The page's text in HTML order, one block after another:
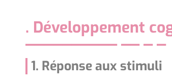
. Développement
1. Réponse aux stimuli